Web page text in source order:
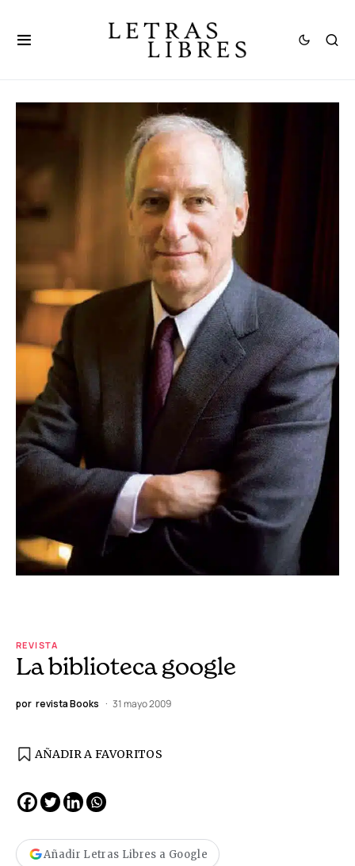
REVISTA
La biblioteca google
por revista Books 31 mayo 2009
AÑADIR A FAVORITOS
Añadir Letras Libres a Google